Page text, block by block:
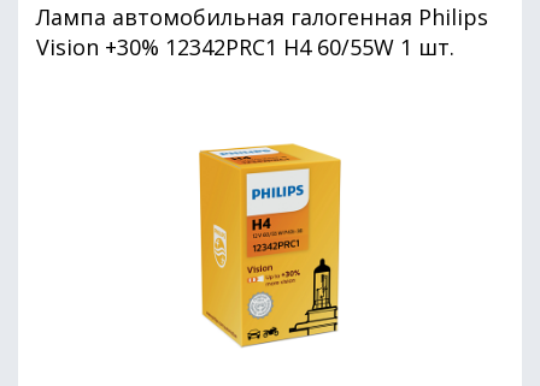
Лампа автомобильная галогенная Philips
Vision +30% 12342PRC1 H4 60/55W 1 шт.